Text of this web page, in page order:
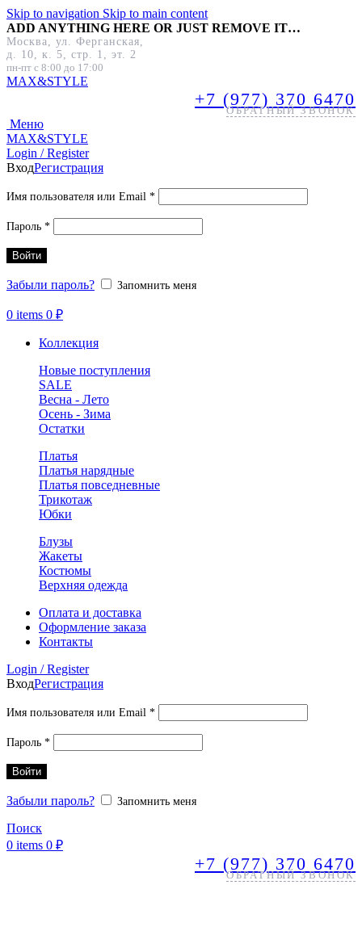
Skip to navigation Skip to main content
ADD ANYTHING HERE OR JUST REMOVE IT…
Москва, ул. Ферганская,
д. 10, к. 5, стр. 1, эт. 2
пн-пт с 8:00 до 17:00
MAX&STYLE
+7 (977) 370 6470
ОБРАТНЫЙ ЗВОНОК
Меню
MAX&STYLE
Login / Register
ВходРегистрация
Имя пользователя или Email *Обязательно
Пароль *Обязательно
Войти
Забыли пароль? Запомнить меня
0 items 0 ₽
Коллекция
Новые поступления
SALE
Весна - Лето
Осень - Зима
Остатки
Платья
Платья нарядные
Платья повседневные
Трикотаж
Юбки
Блузы
Жакеты
Костюмы
Верхняя одежда
Оплата и доставка
Оформление заказа
Контакты
Login / Register
ВходРегистрация
Имя пользователя или Email *Обязательно
Пароль *Обязательно
Войти
Забыли пароль? Запомнить меня
Поиск
0 items 0 ₽
+7 (977) 370 6470
ОБРАТНЫЙ ЗВОНОК